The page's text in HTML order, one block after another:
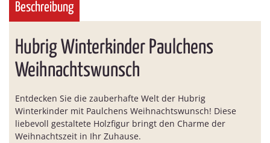
Beschreibung
Hubrig Winterkinder Paulchens
Weihnachtswunsch
Entdecken Sie die zauberhafte Welt der Hubrig
Winterkinder mit Paulchens Weihnachtswunsch! Diese
liebevoll gestaltete Holzfigur bringt den Charme der
Weihnachtszeit in Ihr Zuhause.